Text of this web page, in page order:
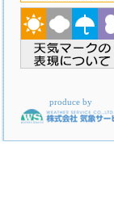
produce by